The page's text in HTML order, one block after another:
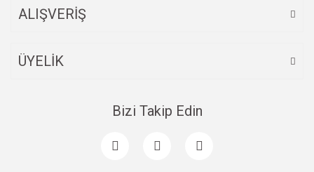
ALIŞVERİŞ
ÜYELİK
Bizi Takip Edin